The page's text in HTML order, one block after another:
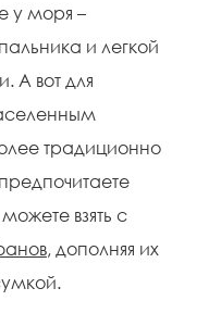
у моря –
и легкой
А вот для
традиционно
взять с
, дополняя их